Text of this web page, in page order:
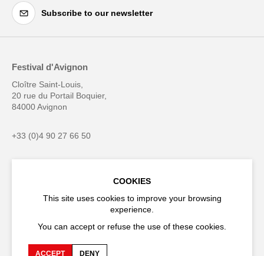
Subscribe to our newsletter
Festival d'Avignon
Cloître Saint-Louis,
20 rue du Portail Boquier,
84000 Avignon
+33 (0)4 90 27 66 50
Accessibility Q&A
Production space
COOKIES
This site uses cookies to improve your browsing
experience.
You can accept or refuse the use of these cookies.
ACCEPT DENY